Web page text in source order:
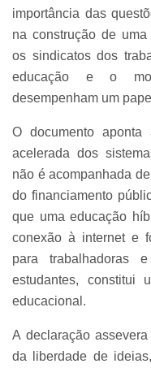
importância das
na construção de uma
os sindicatos dos
educação e o
desempenham um
O documento
acelerada dos
não é acompanhada
do financiamento
que uma educação
conexão à internet e
para trabalhadoras
estudantes, constitui
educacional.
A declaração
da liberdade de